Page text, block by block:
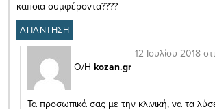
καποια συμφέροντα????
ΑΠΑΝΤΗΣΗ
Ο/Η kozan.gr
12 Ιουλίου 2018
Τα προσωπικά σας με την κλινική, να τα